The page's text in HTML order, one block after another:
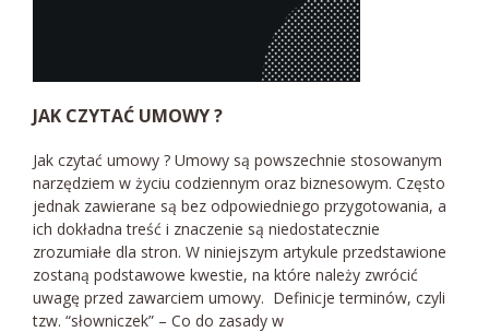
JAK CZYTAĆ UMOWY ?
Jak czytać umowy ? Umowy są powszechnie stosowanym
narzędziem w życiu codziennym oraz biznesowym. Często
jednak zawierane są bez odpowiedniego przygotowania, a
ich dokładna treść i znaczenie są niedostatecznie
zrozumiałe dla stron. W niniejszym artykule przedstawione
zostaną podstawowe kwestie, na które należy zwrócić
uwagę przed zawarciem umowy. Definicje terminów, czyli
tzw. “słowniczek” – Co do zasady w